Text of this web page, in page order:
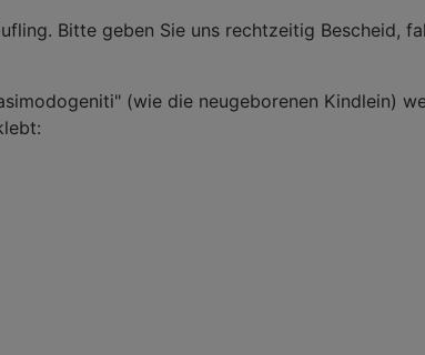
Bitte geben Sie uns rechtzeitig Bescheid,
(wie die neugeborenen Kindlein)